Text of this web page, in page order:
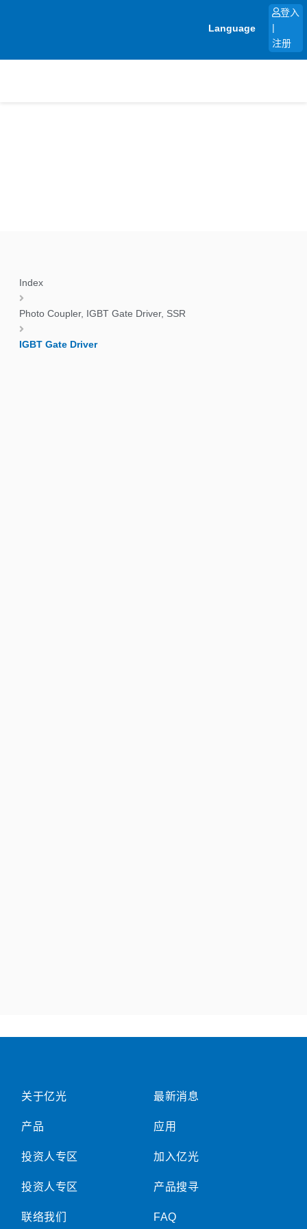
Language
登入
注册
Index
Photo Coupler, IGBT Gate Driver, SSR
IGBT Gate Driver
关于亿光
产品
投资人专区
投资人专区
联络我们
最新消息
应用
加入亿光
产品搜寻
FAQ